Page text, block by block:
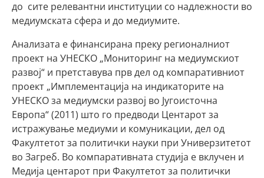
до сите релевантни институции со надлежности во
медиумската сфера и до медиумите.
Анализата е финансирана преку регионалниот
проект на УНЕСКО „Мониторинг на медиумскиот
развој“ и претставува прв дел од компаративниот
проект „Имплементација на индикаторите на
УНЕСКО за медиумски развој во Југоисточна
Европа“ (2011) што го предводи Центарот за
истражување медиуми и комуникации, дел од
Факултетот за политички науки при Универзитетот
во Загреб. Во компаративната студија е вклучен и
Медија центарот при Факултетот за политички